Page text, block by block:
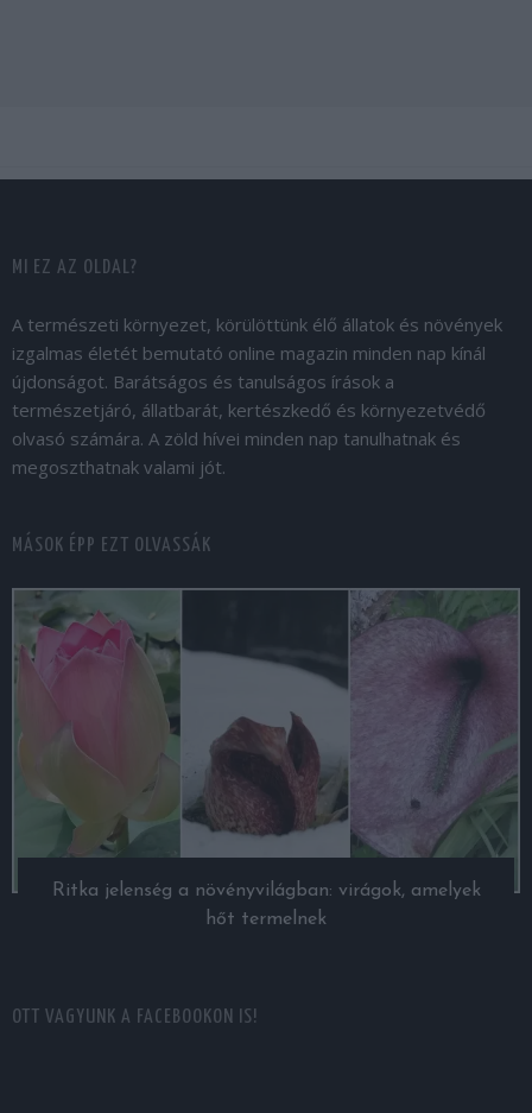
MI EZ AZ OLDAL?
A természeti környezet, körülöttünk élő állatok és növények
izgalmas életét bemutató online magazin minden nap kínál
újdonságot. Barátságos és tanulságos írások a
természetjáró, állatbarát, kertészkedő és környezetvédő
olvasó számára. A zöld hívei minden nap tanulhatnak és
megoszthatnak valami jót.
MÁSOK ÉPP EZT OLVASSÁK
Ritka jelenség a növényvilágban: virágok, amelyek
hőt termelnek
OTT VAGYUNK A FACEBOOKON IS!